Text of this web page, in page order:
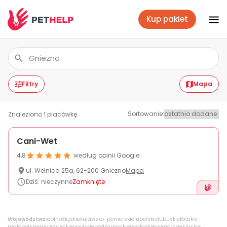
Pakiety weterynaryjne
Ubezpieczenie psa i kota
Benefit dla firm
Placówki
Zaloguj się
Kup pakiet
Filtry Mapa
Znaleziono1 placówkę Sortowanie:
Cani-Wet
4,8
według opinii Google
ul. Wełnica 25a, 62-200 GnieznoMapa
Dziś: nieczynneZamknięte
Województwa:dolnośląskiekujawsko-pomorskielubelskielubuskiełódzkie